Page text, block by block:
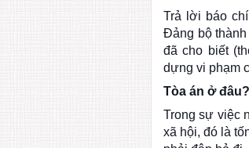
Trả lời báo
Đảng bộ
đã cho biết
dựng vi phạm
Tòa án ở đâu?
Trong sự việc
xã hội, đó là